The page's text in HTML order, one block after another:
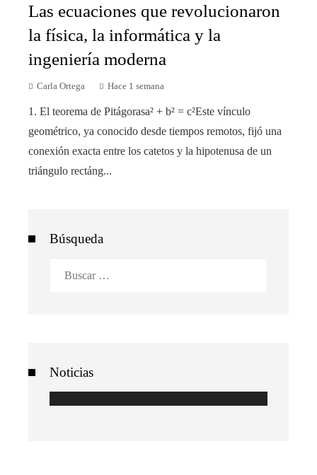
Las ecuaciones que revolucionaron
la física, la informática y la
ingeniería moderna
Carla Ortega Hace 1 semana
1. El teorema de Pitágorasa² + b² = c²Este vínculo
geométrico, ya conocido desde tiempos remotos, fijó una
conexión exacta entre los catetos y la hipotenusa de un
triángulo rectáng...
Búsqueda
Noticias